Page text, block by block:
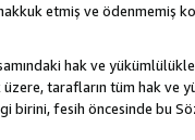
etmiş ve ödenmemiş
hak ve
tarafların tüm hak ve
fesih öncesinde bu